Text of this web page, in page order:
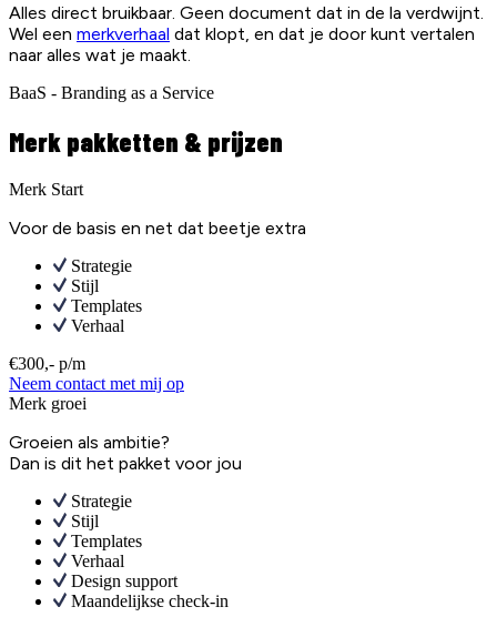
Alles direct bruikbaar. Geen document dat in de la verdwijnt.
Wel een merkverhaal dat klopt, en dat je door kunt vertalen
naar alles wat je maakt.
BaaS - Branding as a Service
Merk pakketten & prijzen
Merk Start
Voor de basis en net dat beetje extra
Strategie
Stijl
Templates
Verhaal
€300,- p/m
Neem contact met mij op
Merk groei
Groeien als ambitie?
Dan is dit het pakket voor jou
Strategie
Stijl
Templates
Verhaal
Design support
Maandelijkse check-in